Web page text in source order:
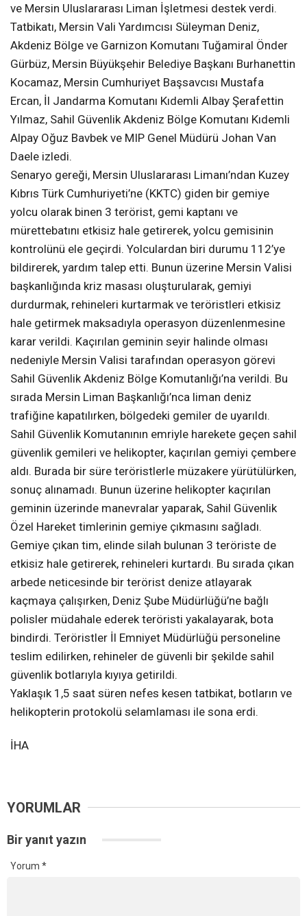
ve Mersin Uluslararası Liman İşletmesi destek verdi.
Tatbikatı, Mersin Vali Yardımcısı Süleyman Deniz,
Akdeniz Bölge ve Garnizon Komutanı Tuğamiral Önder
Gürbüz, Mersin Büyükşehir Belediye Başkanı Burhanettin
Kocamaz, Mersin Cumhuriyet Başsavcısı Mustafa
Ercan, İl Jandarma Komutanı Kıdemli Albay Şerafettin
Yılmaz, Sahil Güvenlik Akdeniz Bölge Komutanı Kıdemli
Alpay Oğuz Bavbek ve MIP Genel Müdürü Johan Van
Daele izledi.
Senaryo gereği, Mersin Uluslararası Limanı’ndan Kuzey
Kıbrıs Türk Cumhuriyeti’ne (KKTC) giden bir gemiye
yolcu olarak binen 3 terörist, gemi kaptanı ve
mürettebatını etkisiz hale getirerek, yolcu gemisinin
kontrolünü ele geçirdi. Yolculardan biri durumu 112’ye
bildirerek, yardım talep etti. Bunun üzerine Mersin Valisi
başkanlığında kriz masası oluşturularak, gemiyi
durdurmak, rehineleri kurtarmak ve teröristleri etkisiz
hale getirmek maksadıyla operasyon düzenlenmesine
karar verildi. Kaçırılan geminin seyir halinde olması
nedeniyle Mersin Valisi tarafından operasyon görevi
Sahil Güvenlik Akdeniz Bölge Komutanlığı’na verildi. Bu
sırada Mersin Liman Başkanlığı’nca liman deniz
trafiğine kapatılırken, bölgedeki gemiler de uyarıldı.
Sahil Güvenlik Komutanının emriyle harekete geçen sahil
güvenlik gemileri ve helikopter, kaçırılan gemiyi çembere
aldı. Burada bir süre teröristlerle müzakere yürütülürken,
sonuç alınamadı. Bunun üzerine helikopter kaçırılan
geminin üzerinde manevralar yaparak, Sahil Güvenlik
Özel Hareket timlerinin gemiye çıkmasını sağladı.
Gemiye çıkan tim, elinde silah bulunan 3 teröriste de
etkisiz hale getirerek, rehineleri kurtardı. Bu sırada çıkan
arbede neticesinde bir terörist denize atlayarak
kaçmaya çalışırken, Deniz Şube Müdürlüğü’ne bağlı
polisler müdahale ederek teröristi yakalayarak, bota
bindirdi. Teröristler İl Emniyet Müdürlüğü personeline
teslim edilirken, rehineler de güvenli bir şekilde sahil
güvenlik botlarıyla kıyıya getirildi.
Yaklaşık 1,5 saat süren nefes kesen tatbikat, botların ve
helikopterin protokolü selamlaması ile sona erdi.
İHA
YORUMLAR
Bir yanıt yazın
Yorum *